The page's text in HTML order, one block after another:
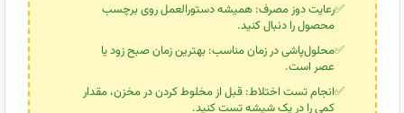
رعایت دوز مصرف: همیشه دستورالعمل روی برچسب
محصول را دنبال کنید.
محلول‌پاشی در زمان مناسب: بهترین زمان صبح زود یا
عصر است.
انجام تست اختلاط: قبل از مخلوط کردن در مخزن، مقدار
کمی را در یک شیشه تست کنید.